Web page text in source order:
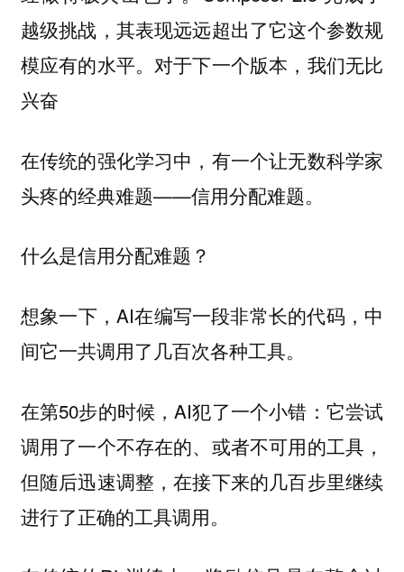
越级挑战，其表现远远超出了它这个参数规
模应有的水平。对于下一个版本，我们无比
兴奋
在传统的强化学习中，有一个让无数科学家
头疼的经典难题——信用分配难题。
什么是信用分配难题？
想象一下，AI在编写一段非常长的代码，中
间它一共调用了几百次各种工具。
在第50步的时候，AI犯了一个小错：它尝试
调用了一个不存在的、或者不可用的工具，
但随后迅速调整，在接下来的几百步里继续
进行了正确的工具调用。